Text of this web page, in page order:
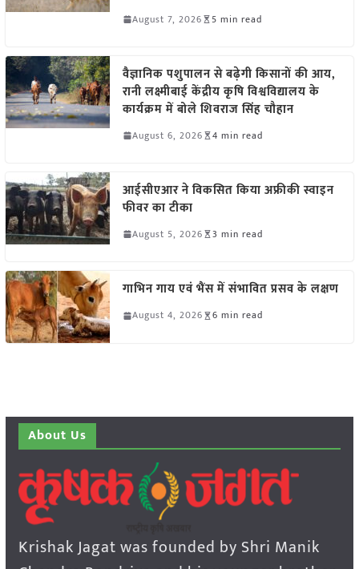
August 7, 2026 5 min read
वैज्ञानिक पशुपालन से बढ़ेगी किसानों की आय,
रानी लक्ष्मीबाई केंद्रीय कृषि विश्वविद्यालय के
कार्यक्रम में बोले शिवराज सिंह चौहान
August 6, 2026 4 min read
आईसीएआर ने विकसित किया अफ्रीकी स्वाइन
फीवर का टीका
August 5, 2026 3 min read
गाभिन गाय एवं भैंस में संभावित प्रसव के लक्षण
August 4, 2026 6 min read
About Us
Krishak Jagat was founded by Shri Manik